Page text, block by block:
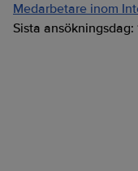
Medarbetare inom
Sista ansökningsdag: